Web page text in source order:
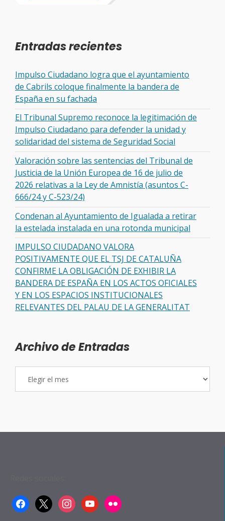
Entradas recientes
Impulso Ciudadano logra que el ayuntamiento
de Cabrils coloque finalmente la bandera de
España en su fachada
El Tribunal Supremo reconoce la legitimación de
Impulso Ciudadano para defender la unidad y
solidaridad del sistema de Seguridad Social
Valoración sobre las sentencias del Tribunal de
Justicia de la Unión Europea de 16 de julio de
2026 relativas a la Ley de Amnistía (asuntos C-
666/24 y C-523/24)
Condenan al Ayuntamiento de Igualada a retirar
la estelada instalada en una rotonda municipal
IMPULSO CIUDADANO VALORA
POSITIVAMENTE QUE EL TSJ DE CATALUÑA
CONFIRME LA OBLIGACIÓN DE EXHIBIR LA
BANDERA DE ESPAÑA EN LOS ACTOS OFICIALES
Y EN LOS ESPACIOS INSTITUCIONALES
RELEVANTES DEL PALAU DE LA GENERALITAT
Archivo de Entradas
facebook
x instagramyoutubeflickr